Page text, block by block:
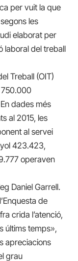
per vuit la que
les
elaborat per
laboral del treball
Treball (OIT)
750.000
dades més
al 2015, les
al servei
423.423,
operaven
Daniel Garrell.
de
crida l’atenció,
últims temps»,
apreciacions
grau